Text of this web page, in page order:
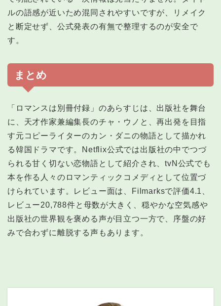
ルの語感が近いため混同されやすいですが、リメイク
と断定せず、公式発表の有無で整理するのが安全で
す。
まとめ
「ロマンスは別冊付録」のあらすじは、出版社を舞台
に、天才作家兼編集長のチャ・ウノと、再出発を目指
す元コピーライターのカン・ダニの物語として描かれ
る韓国ドラマです。Netflix公式では出版社の中でつづ
られる甘く切ない恋物語として紹介され、tvN公式でも
本を作る人々のロマンティックコメディとして位置づ
けられています。レビュー面は、Filmarksで評価4.1、
レビュー20,788件と母数が大きく、穏やかな空気感や
出版社の世界観を褒める声が目立つ一方で、序盤の好
みで合わずに離脱する声もあります。